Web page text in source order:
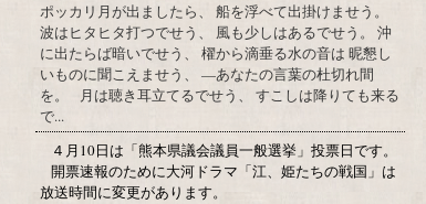
ポッカリ月が出ましたら、 船を浮べて出掛けませう。
波はヒタヒタ打つでせう、 風も少しはあるでせう。 沖
に出たらば暗いでせう、 櫂から滴垂る水の音は 昵懇し
いものに聞こえませう、 —あなたの言葉の杜切れ間
を。 月は聴き耳立てるでせう、 すこしは降りても来る
で...
４月10日は「熊本県議会議員一般選挙」投票日です。
開票速報のために大河ドラマ「江、姫たちの戦国」は
放送時間に変更があります。